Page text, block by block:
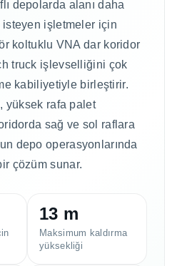
depolarda alanı daha
işletmeler için
koltuklu VNA dar koridor
truck işlevselliğini çok
kabiliyetiyle birleştirir.
yüksek rafa palet
sağ ve sol raflara
depo operasyonlarında
çözüm sunar.
13 m
Maksimum kaldırma
yüksekliği